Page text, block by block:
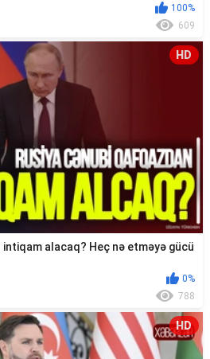
100%
609
HD
intiqam alacaq? Heç nə etməyə gücü
0%
788
HD